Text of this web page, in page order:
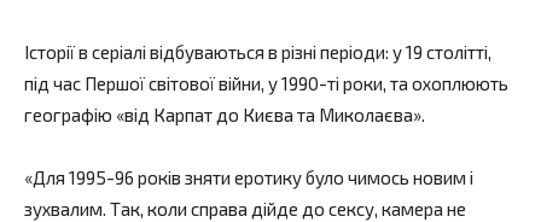
Історії в серіалі відбуваються в різні періоди: у 19 столітті,
під час Першої світової війни, у 1990-ті роки, та охоплюють
географію «від Карпат до Києва та Миколаєва».
«Для 1995-96 років зняти еротику було чимось новим і
зухвалим. Так, коли справа дійде до сексу, камера не